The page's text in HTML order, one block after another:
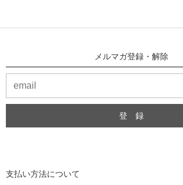
メルマガ登録・解除
支払い方法について